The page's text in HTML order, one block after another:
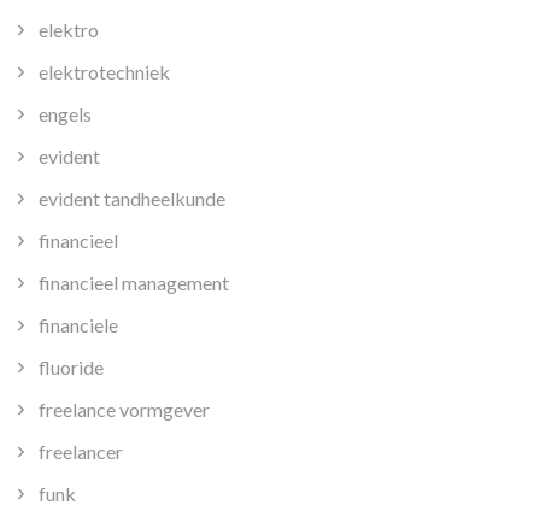
elektro
elektrotechniek
engels
evident
evident tandheelkunde
financieel
financieel management
financiele
fluoride
freelance vormgever
freelancer
funk